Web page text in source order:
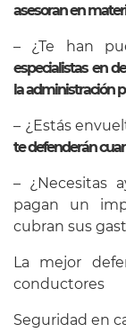
asesoran en
– ¿Te han
especialistas en
la administración
– ¿Estás
te defenderán
– ¿Necesitas
pagan un
cubran sus
La mejor
conductores
Seguridad en